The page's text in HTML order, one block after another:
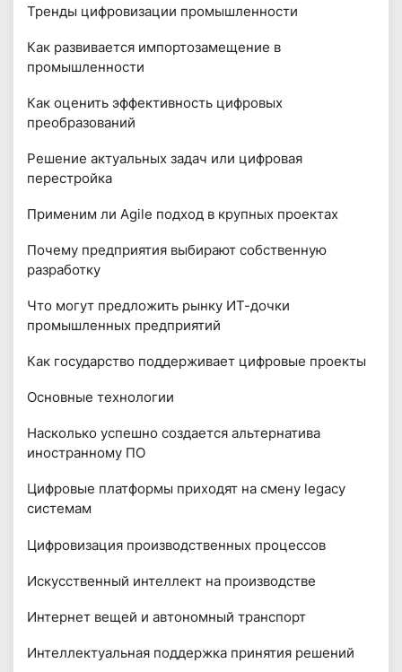
Тренды цифровизации промышленности
Как развивается импортозамещение в
промышленности
Как оценить эффективность цифровых
преобразований
Решение актуальных задач или цифровая
перестройка
Применим ли Agile подход в крупных проектах
Почему предприятия выбирают собственную
разработку
Что могут предложить рынку ИТ-дочки
промышленных предприятий
Как государство поддерживает цифровые проекты
Основные технологии
Насколько успешно создается альтернатива
иностранному ПО
Цифровые платформы приходят на смену legacy
системам
Цифровизация производственных процессов
Искусственный интеллект на производстве
Интернет вещей и автономный транспорт
Интеллектуальная поддержка принятия решений